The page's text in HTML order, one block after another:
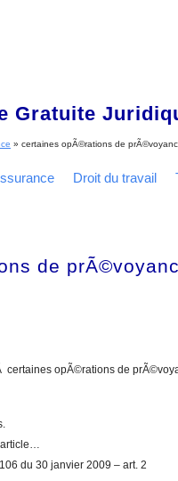
Gratuite
» certaines opÃ©rations de
Droit du travail
de
certaines opÃ©rations de
article…
du 30 janvier 2009 – art. 2